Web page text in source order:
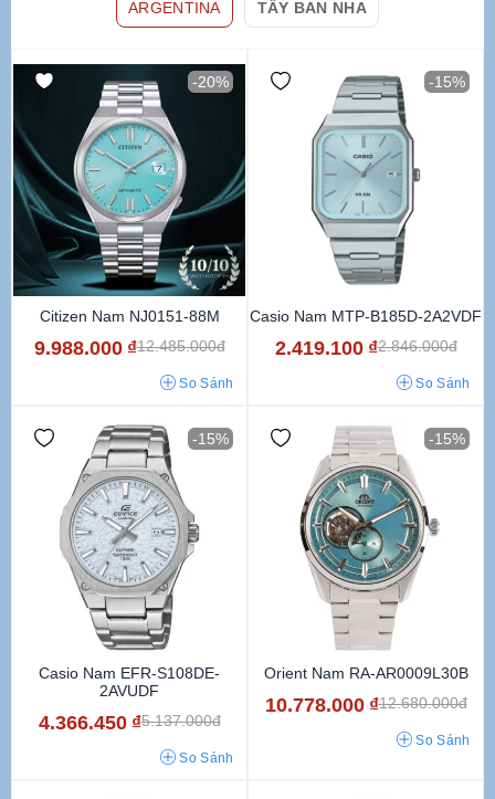
ARGENTINA TÂY BAN NHA
-20%
Citizen Nam NJ0151-88M
9.988.000 ₫12.485.000đ
So Sánh
-15%
Casio Nam MTP-B185D-2A2VDF
2.419.100 ₫2.846.000đ
So Sánh
-15%
Casio Nam EFR-S108DE-
2AVUDF
4.366.450 ₫5.137.000đ
So Sánh
-15%
Orient Nam RA-AR0009L30B
10.778.000 ₫12.680.000đ
So Sánh